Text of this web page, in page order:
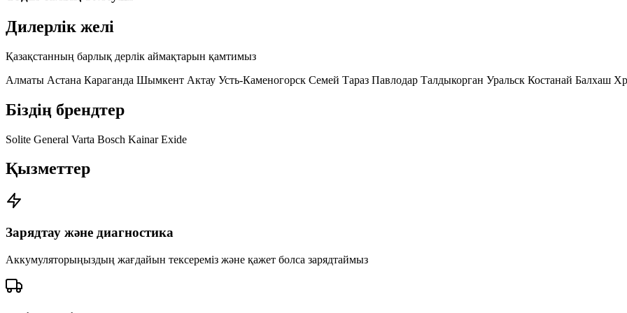
Дилерлік желі
Қазақстанның барлық дерлік аймақтарын қамтимыз
Алматы Астана Караганда Шымкент Актау Усть-Каменогорск Семей Тараз Павлодар Талдыкорган Уральск Костанай Балхаш
Біздің брендтер
Solite General Varta Bosch KainarExide
Қызметтер
Зарядтау және диагностика
Аккумуляторыңыздың жағдайын тексереміз және қажет болса зарядтаймыз